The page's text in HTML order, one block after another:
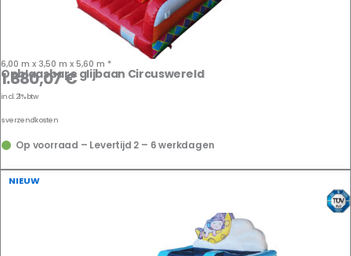
Opblaasbare glijbaan Circuswereld
6,00 m x 3,50 m x 5,60 m *
1.880,07€
incl. 21% btw
verzendkosten
Op voorraad – Levertijd 2 – 6 werkdagen
NIEUW